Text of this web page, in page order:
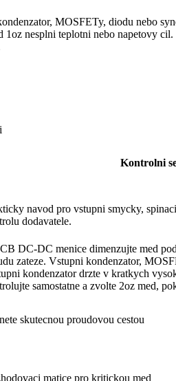
MOSFETy, diodu nebo
1oz nesplni teplotni nebo napetovy cil.
Kontrolni
navod pro vstupni smycky,
dodavatele.
DC-DC menice dimenzujte med
zateze. Vstupni kondenzator,
kondenzator drzte v kratkych
samostatne a zvolte 2oz med,
skutecnou proudovou cestou
matice pro kritickou med